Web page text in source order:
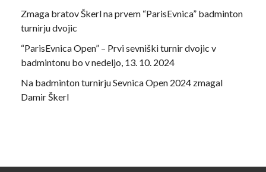
Zmaga bratov Škerl na prvem “ParisEvnica” badminton
turnirju dvojic
“ParisEvnica Open” – Prvi sevniški turnir dvojic v
badmintonu bo v nedeljo, 13. 10. 2024
Na badminton turnirju Sevnica Open 2024 zmagal
Damir Škerl